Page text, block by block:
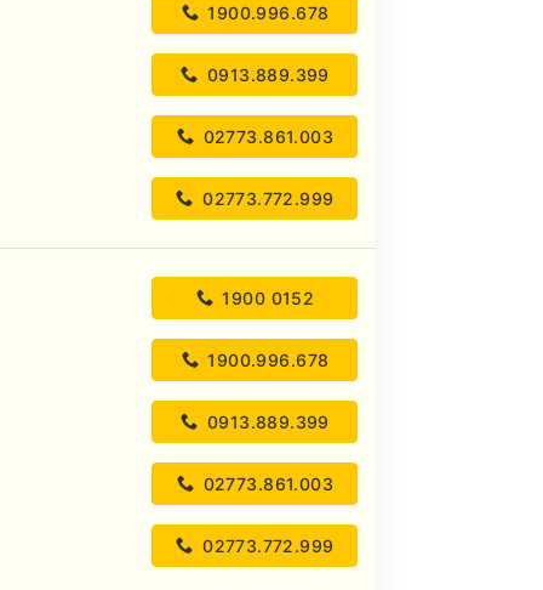
1900.996.678
0913.889.399
02773.861.003
02773.772.999
1900 0152
1900.996.678
0913.889.399
02773.861.003
02773.772.999